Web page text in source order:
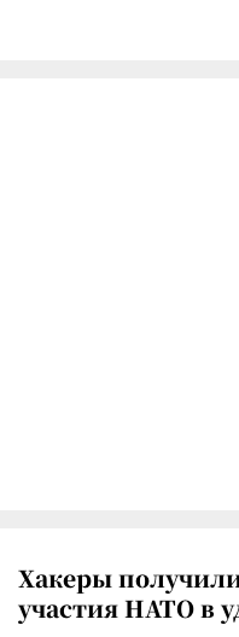
Хакеры
участия НАТО в